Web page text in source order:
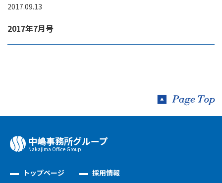
2017.09.13
2017年7月号
中嶋事務所グループ
Nakajima Oﬃce Group
トップページ
採用情報